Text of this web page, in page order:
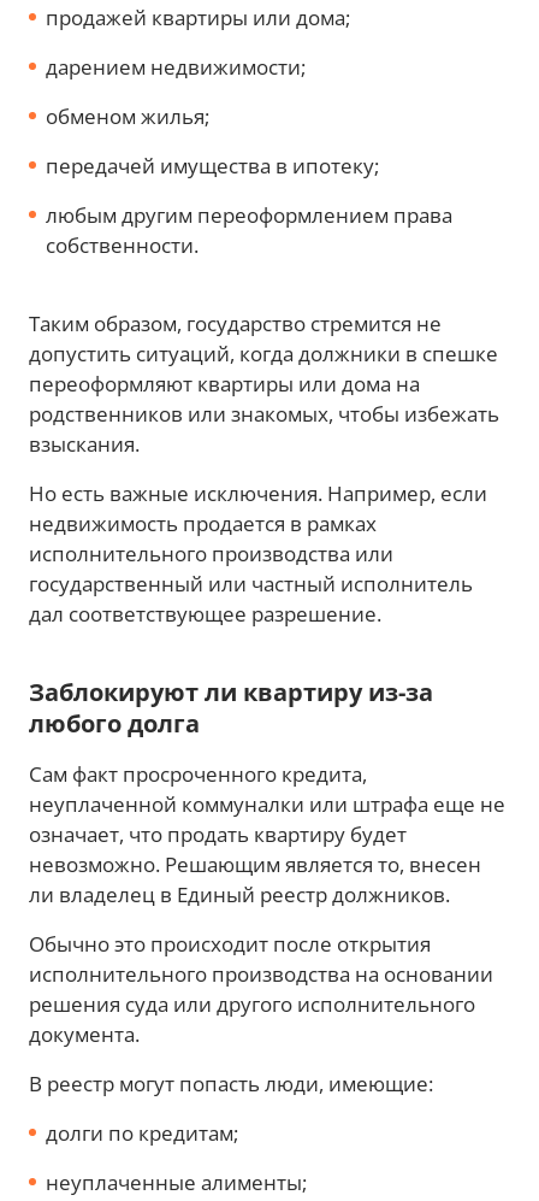
продажей квартиры или дома;
дарением недвижимости;
обменом жилья;
передачей имущества в ипотеку;
любым другим переоформлением права
собственности.
Таким образом, государство стремится не
допустить ситуаций, когда должники в спешке
переоформляют квартиры или дома на
родственников или знакомых, чтобы избежать
взыскания.
Но есть важные исключения. Например, если
недвижимость продается в рамках
исполнительного производства или
государственный или частный исполнитель
дал соответствующее разрешение.
Заблокируют ли квартиру из-за
любого долга
Сам факт просроченного кредита,
неуплаченной коммуналки или штрафа еще не
означает, что продать квартиру будет
невозможно. Решающим является то, внесен
ли владелец в Единый реестр должников.
Обычно это происходит после открытия
исполнительного производства на основании
решения суда или другого исполнительного
документа.
В реестр могут попасть люди, имеющие:
долги по кредитам;
неуплаченные алименты;